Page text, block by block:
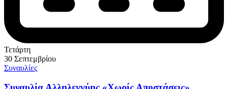
Τετάρτη
30 Σεπτεμβρίου
Συναυλίες